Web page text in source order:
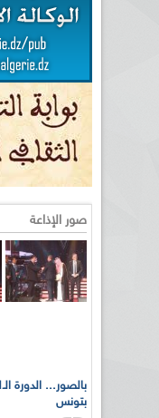
صور الإذاعة
بتونس